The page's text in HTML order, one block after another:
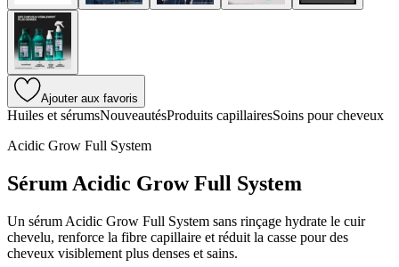
Ajouter aux favoris
Huiles et sérumsNouveautésProduits capillairesSoins pour cheveux
Acidic Grow Full System
Sérum Acidic Grow Full System
Un sérum Acidic Grow Full System sans rinçage hydrate le cuir
chevelu, renforce la fibre capillaire et réduit la casse pour des
cheveux visiblement plus denses et sains.